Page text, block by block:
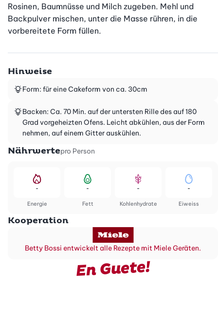
Rosinen, Baumnüsse und Milch zugeben. Mehl und
Backpulver mischen, unter die Masse rühren, in die
vorbereitete Form füllen.
Hinweise
Form: für eine Cakeform von ca. 30cm
Backen: Ca. 70 Min. auf der untersten Rille des auf 180
Grad vorgeheizten Ofens. Leicht abkühlen, aus der Form
nehmen, auf einem Gitter auskühlen.
Nährwertepro Person
Energie
-
Fett
-
Kohlenhydrate
-
Eiweiss
-
Kooperation
Betty Bossi entwickelt alle Rezepte mit Miele Geräten.
En Guete!